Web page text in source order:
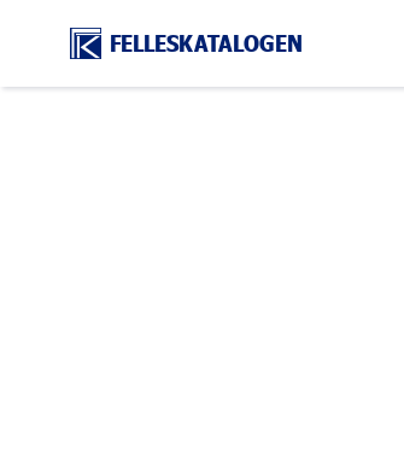
FELLESKATALOGEN